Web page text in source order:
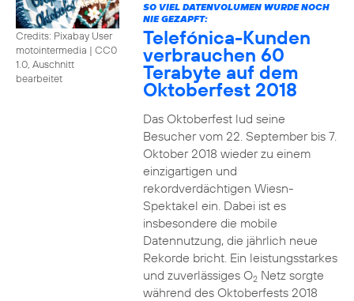
Credits: Pixabay User
motointermedia | CC0
1.0, Auschnitt
bearbeitet
SO VIEL DATENVOLUMEN WURDE NOCH
NIE GEZAPFT:
Telefónica-Kunden
verbrauchen 60
Terabyte auf dem
Oktoberfest 2018
Das Oktoberfest lud seine
Besucher vom 22. September bis 7.
Oktober 2018 wieder zu einem
einzigartigen und
rekordverdächtigen Wiesn-
Spektakel ein. Dabei ist es
insbesondere die mobile
Datennutzung, die jährlich neue
Rekorde bricht. Ein leistungsstarkes
und zuverlässiges O2Netz sorgte
während des Oktoberfests 2018